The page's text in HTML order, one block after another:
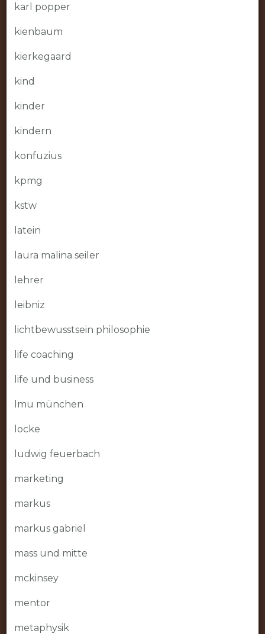
karl popper
kienbaum
kierkegaard
kind
kinder
kindern
konfuzius
kpmg
kstw
latein
laura malina seiler
lehrer
leibniz
lichtbewusstsein philosophie
life coaching
life und business
lmu münchen
locke
ludwig feuerbach
marketing
markus
markus gabriel
mass und mitte
mckinsey
mentor
metaphysik